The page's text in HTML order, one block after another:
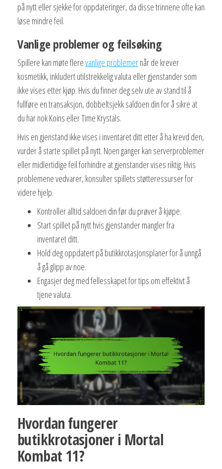
på nytt eller sjekke for oppdateringer, da disse trinnene ofte kan
løse mindre feil.
Vanlige problemer og feilsøking
Spillere kan møte flerevanlige problemernår de krever
kosmetikk, inkludert utilstrekkelig valuta eller gjenstander som
ikke vises etter kjøp. Hvis du finner deg selv ute av stand til å
fullføre en transaksjon, dobbeltsjekk saldoen din for å sikre at
du har nok Koins eller Time Krystals.
Hvis en gjenstand ikke vises i inventaret ditt etter å ha krevd den,
vurder å starte spillet på nytt. Noen ganger kan serverproblemer
eller midlertidige feil forhindre at gjenstander vises riktig. Hvis
problemene vedvarer, konsulter spillets støtteressurser for
videre hjelp.
Kontroller alltid saldoen din før du prøver å kjøpe.
Start spillet på nytt hvis gjenstander mangler fra
inventaret ditt.
Hold deg oppdatert på butikkrotasjonsplaner for å unngå
å gå glipp av noe.
Engasjer deg med fellesskapet for tips om effektivt å
tjene valuta.
Hvordan fungerer
butikkrotasjoner i Mortal
Kombat 11?